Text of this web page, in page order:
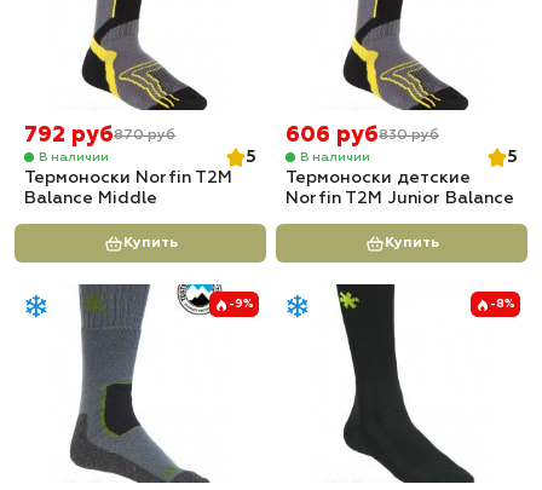
792 руб870 руб
В наличии
5
Термоноски Norfin T2M
Balance Middle
Купить
606 руб830 руб
В наличии
5
Термоноски детские
Norfin T2M Junior Balance
Купить
-9% -8%